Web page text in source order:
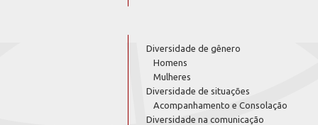
Diversidade de gênero
Homens
Mulheres
Diversidade de situações
Acompanhamento e Consolação
Diversidade na comunicação